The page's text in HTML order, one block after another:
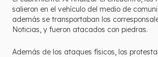
salieron en el vehículo del medio de
además se transportaban los
Noticias, y fueron atacados con piedras.
Además de los ataques físicos, los